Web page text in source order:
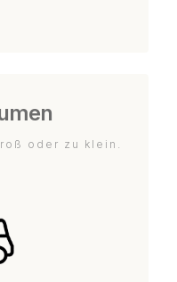
oder zu klein.